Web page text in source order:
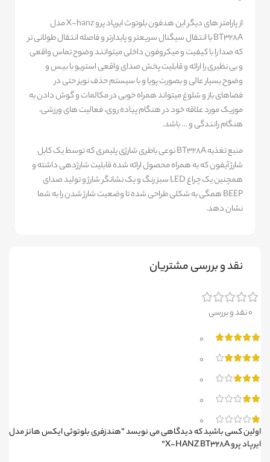
از پارامتر های دیگر این هدفون بلوتوث ایرپاد پرو X-hanz مدل
BT328A با انتقال سیگنال سریعتر و پایدارتر و فاصله انتقال طولانی تر
که صدا را با کیفیت و میکروفون داخلی میتوانند وضوح تماس واقعی
و بی نظیری را ارائه و قابلیت پخش صدای واقعی استریو با بیس و
وضوح بسیار عالی و بصورت پویا و با سیستم حذف نویز حتی در
فضاهای باز و شلوغ میتواند همراه خوبی در مکالمات و گوش دادن به
موزیک مورد علاقه خود در هنگام پیاده روی، فعالیت های ورزشی،
هنگام رانندگی و … باشد.
منبع تغذیه BT328A نوعی باطری شارژی پلیمری که توسط یک کابل
شارژ آیفون که به همراه محصول ارائه شده قابلیت شارژدهی داشته و
همچنین یک چراغ LED سبز رنگ و یک نشانگر شارژ و تولید صدای
BEEP همگی به شکلی طراحی شده تا وضعیت شارژ شدن را به شما
نشان دهد.
نقد و بررسی مشتریان
0 نقد و بررسی
0
0
0
0
0
اولین کسی باشید که دیدگاهی می نویسد “هندزفری بلوتوثی ایکس هانز مدل
ایرپاد پرو X-HANZ BT328A”